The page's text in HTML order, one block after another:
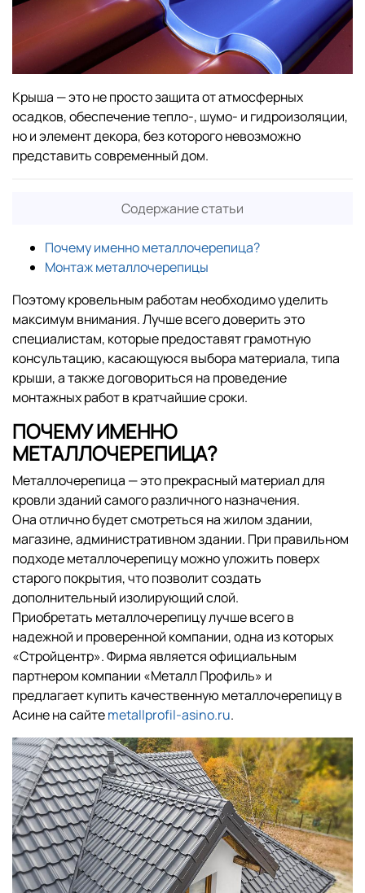
Крыша — это не просто защита от атмосферных
осадков, обеспечение тепло-, шумо- и гидроизоляции,
но и элемент декора, без которого невозможно
представить современный дом.
Содержание статьи
Почему именно металлочерепица?
Монтаж металлочерепицы
Поэтому кровельным работам необходимо уделить
максимум внимания. Лучше всего доверить это
специалистам, которые предоставят грамотную
консультацию, касающуюся выбора материала, типа
крыши, а также договориться на проведение
монтажных работ в кратчайшие сроки.
ПОЧЕМУ ИМЕННО
МЕТАЛЛОЧЕРЕПИЦА?
Металлочерепица — это прекрасный материал для
кровли зданий самого различного назначения.
Она отлично будет смотреться на жилом здании,
магазине, административном здании. При правильном
подходе металлочерепицу можно уложить поверх
старого покрытия, что позволит создать
дополнительный изолирующий слой.
Приобретать металлочерепицу лучше всего в
надежной и проверенной компании, одна из которых
«Стройцентр». Фирма является официальным
партнером компании «Металл Профиль» и
предлагает купить качественную металлочерепицу в
Асине на сайтеmetallprofil-asino.ru.